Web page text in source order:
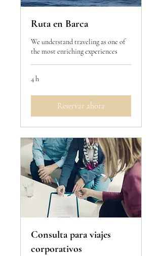
Ruta en Barca
We understand traveling as one of
the most enriching experiences
4 h
Reservar ahora
Consulta para viajes
corporativos